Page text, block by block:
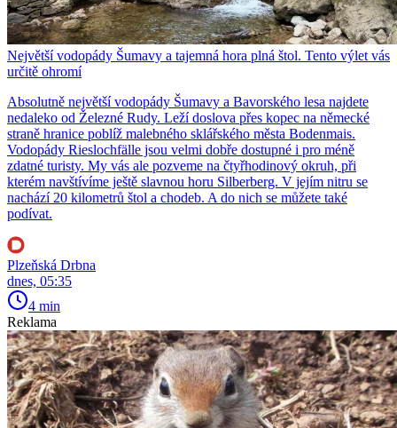
Největší vodopády Šumavy a tajemná hora plná štol. Tento výlet vás
určitě ohromí
Absolutně největší vodopády Šumavy a Bavorského lesa najdete
nedaleko od Železné Rudy. Leží doslova přes kopec na německé
straně hranice poblíž malebného sklářského města Bodenmais.
Vodopády Rieslochfälle jsou velmi dobře dostupné i pro méně
zdatné turisty. My vás ale pozveme na čtyřhodinový okruh, při
kterém navštívíme ještě slavnou horu Silberberg. V jejím nitru se
nachází 20 kilometrů štol a chodeb. A do nich se můžete také
podívat.
Plzeňská Drbna
dnes, 05:35
4 min
Reklama